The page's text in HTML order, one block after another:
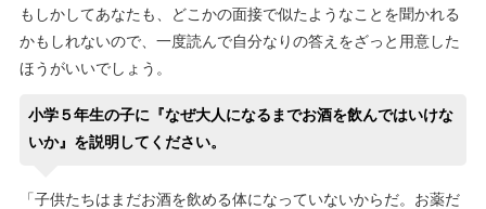
もしかしてあなたも、どこかの面接で似たようなことを聞かれる
かもしれないので、一度読んで自分なりの答えをざっと用意した
ほうがいいでしょう。
小学５年生の子に『なぜ大人になるまでお酒を飲んではいけな
いか』を説明してください。
「子供たちはまだお酒を飲める体になっていないからだ。お薬だ